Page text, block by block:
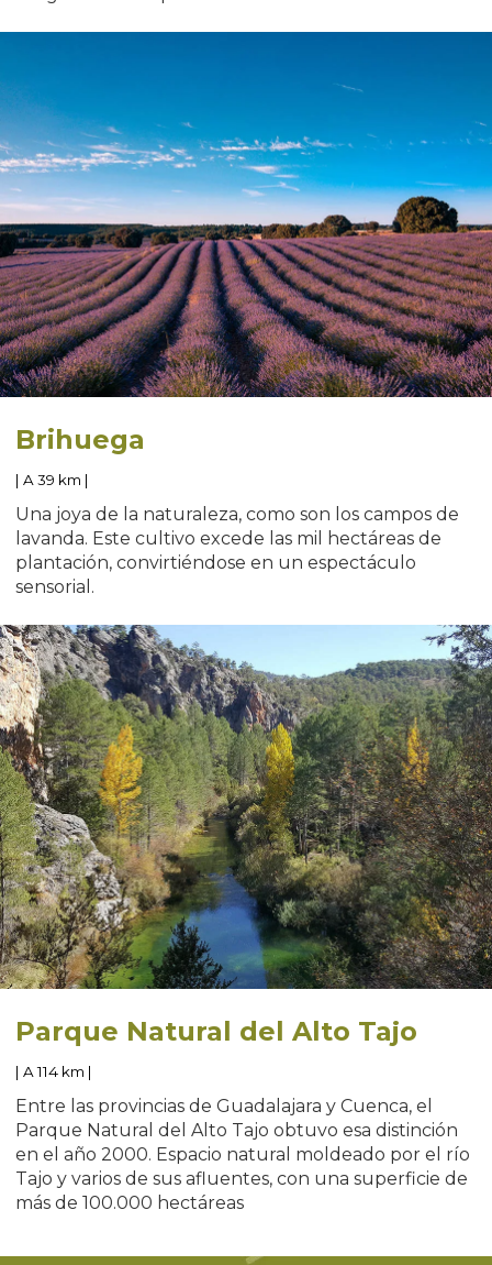
Brihuega
| A 39 km |
Una joya de la naturaleza, como son los campos de
lavanda. Este cultivo excede las mil hectáreas de
plantación, convirtiéndose en un espectáculo
sensorial.
Parque Natural del Alto Tajo
| A 114 km |
Entre las provincias de Guadalajara y Cuenca, el
Parque Natural del Alto Tajo obtuvo esa distinción
en el año 2000. Espacio natural moldeado por el río
Tajo y varios de sus afluentes, con una superficie de
más de 100.000 hectáreas